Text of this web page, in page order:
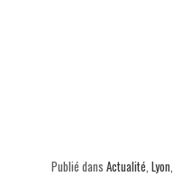
Publié dans Actualité Lyon